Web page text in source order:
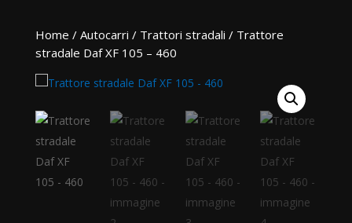
Home / Autocarri / Trattori stradali / Trattore
stradale Daf XF 105 – 460